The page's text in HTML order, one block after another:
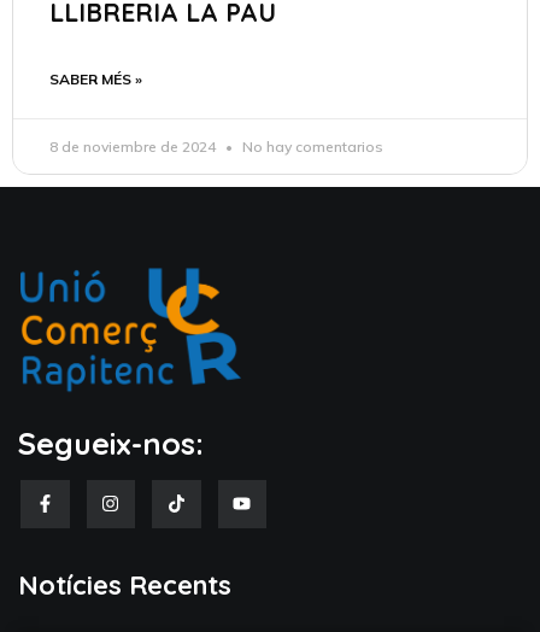
LLIBRERIA LA PAU
SABER MÉS »
8 de noviembre de 2024 No hay comentarios
Segueix-nos:
Notícies Recents​